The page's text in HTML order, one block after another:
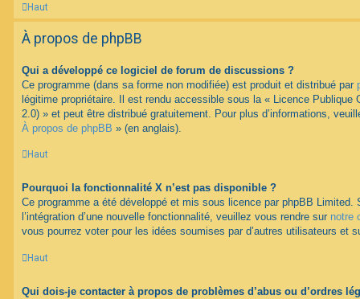
Haut
À propos de phpBB
Qui a développé ce logiciel de forum de discussions ?
Ce programme (dans sa forme non modifiée) est produit et distribué par
légitime propriétaire. Il est rendu accessible sous la « Licence Publique
2.0) » et peut être distribué gratuitement. Pour plus d’informations,
À propos de phpBB » (en anglais).
Haut
Pourquoi la fonctionnalité X n’est pas disponible ?
Ce programme a été développé et mis sous licence par phpBB Limited.
l’intégration d’une nouvelle fonctionnalité, veuillez vous rendre sur notre
vous pourrez voter pour les idées soumises par d’autres utilisateurs et
Haut
Qui dois-je contacter à propos de problèmes d’abus ou d’ordres